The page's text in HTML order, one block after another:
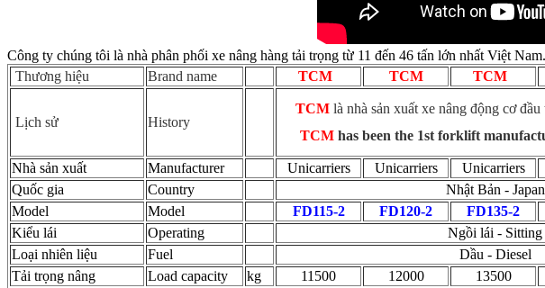
Công ty chúng tôi là nhà phân phối xe nâng hàng tải trọng từ 11 đến 46 tấn lớn nhất Việt
Thương hiệu
Brand name TCM TCM TCM
Lịch sử History
TCM là nhà sản xuất xe nâng động cơ
TCMhas been the 1st forklift
Nhà sản xuất Manufacturer Unicarriers Unicarriers Unicarriers
Quốc gia
Country
Nhật Bản - Japan
Model
Model FD115-2 FD120-2 FD135-2
Kiểu lái
Operating
Ngồi lái - Sitting
Loại nhiên liệu
Fuel
Dầu - Diesel
Tải trọng nâng
Load capacity kg 11500 12000 13500